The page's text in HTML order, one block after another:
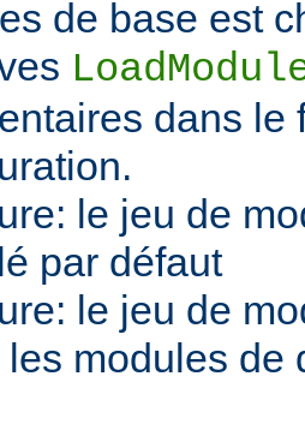
de base est
dans le
le jeu de
par défaut
le jeu de
modules de